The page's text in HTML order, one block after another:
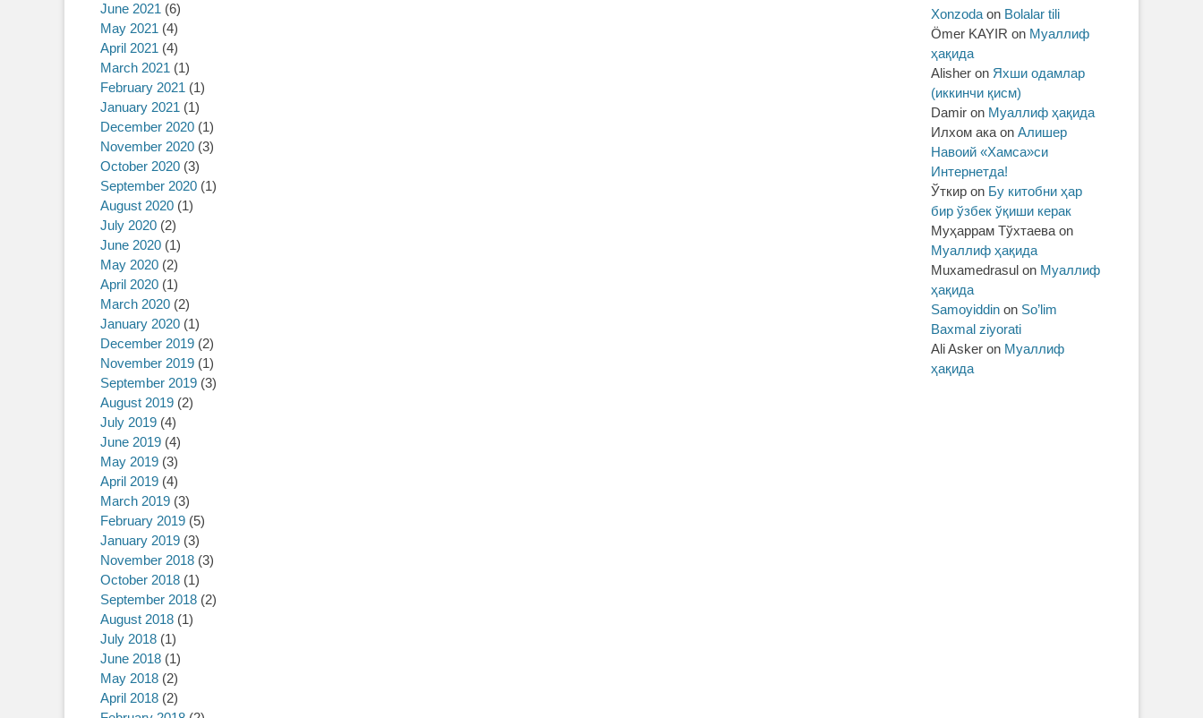
Xonzoda on Bolalar tili
Ömer KAYIR on Муаллиф
ҳақида
Alisher on Яхши одамлар
(иккинчи қисм)
Damir on Муаллиф ҳақида
Илхом ака on Алишер
Навоий «Хамса»си
Интернетда!
Ўткир on Бу китобни ҳар
бир ўзбек ўқиши керак
Муҳаррам Тўхтаева on
Муаллиф ҳақида
Muxamedrasul on Муаллиф
ҳақида
Samoyiddin on So’lim
Baxmal ziyorati
Ali Asker on Муаллиф
ҳақида
June 2021 (6)
May 2021 (4)
April 2021 (4)
March 2021 (1)
February 2021 (1)
January 2021 (1)
December 2020 (1)
November 2020 (3)
October 2020 (3)
September 2020 (1)
August 2020 (1)
July 2020 (2)
June 2020 (1)
May 2020 (2)
April 2020 (1)
March 2020 (2)
January 2020 (1)
December 2019 (2)
November 2019 (1)
September 2019 (3)
August 2019 (2)
July 2019 (4)
June 2019 (4)
May 2019 (3)
April 2019 (4)
March 2019 (3)
February 2019 (5)
January 2019 (3)
November 2018 (3)
October 2018 (1)
September 2018 (2)
August 2018 (1)
July 2018 (1)
June 2018 (1)
May 2018 (2)
April 2018 (2)